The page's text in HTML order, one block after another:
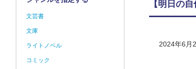
【明日の
2024年6月
文芸書
文庫
ライトノベル
コミック